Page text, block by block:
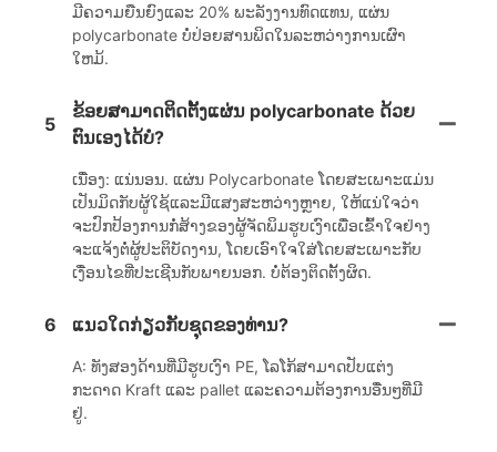
ມີຄວາມຍືນຍົງແລະ 20% ພະລັງງານທົດແທນ, ແຜ່ນ
polycarbonate ບໍ່ປ່ອຍສານພິດໃນລະຫວ່າງການເຜົາ
ໃຫມ້.
5
ຂ້ອຍສາມາດຕິດຕັ້ງແຜ່ນ polycarbonate ດ້ວຍ
ຕົນເອງໄດ້ບໍ?
ເນື່ອງ: ແນ່ນອນ. ແຜ່ນ Polycarbonate ໂດຍສະເພາະແມ່ນ
ເປັນມິດກັບຜູ້ໃຊ້ແລະມີແສງສະຫວ່າງຫຼາຍ, ໃຫ້ແນ່ໃຈວ່າ
ຈະປົກປ້ອງການກໍ່ສ້າງຂອງຜູ້ຈັດພິມຮູບເງົາເພື່ອເຂົ້າໃຈຢ່າງ
ຈະແຈ້ງຕໍ່ຜູ້ປະຕິບັດງານ, ໂດຍເອົາໃຈໃສ່ໂດຍສະເພາະກັບ
ເງື່ອນໄຂທີ່ປະເຊີນກັບພາຍນອກ. ບໍ່ຕ້ອງຕິດຕັ້ງຜິດ.
6 ແນວໃດກ່ຽວກັບຊຸດຂອງທ່ານ?
A: ທັງສອງດ້ານທີ່ມີຮູບເງົາ PE, ໂລໂກ້ສາມາດປັບແຕ່ງ
ກະດາດ Kraft ແລະ pallet ແລະຄວາມຕ້ອງການອື່ນໆທີ່ມີ
ຢູ່.